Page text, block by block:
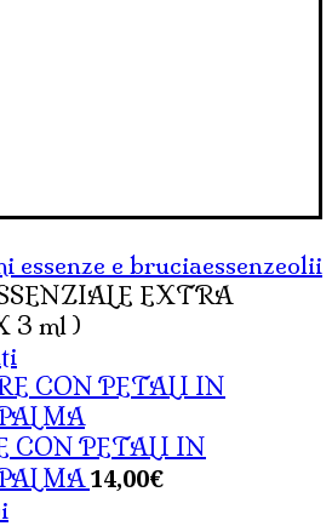
essenze e bruciaessenzeolii
EXTRA
3 ml )
CON PETALI IN
14,00€